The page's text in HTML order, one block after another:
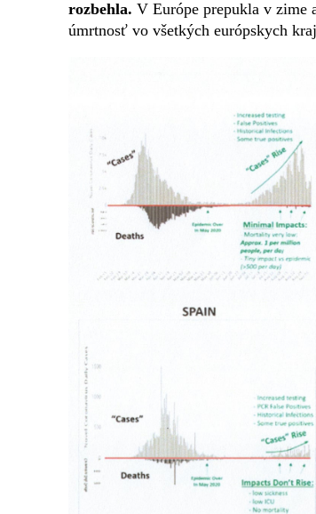
rozbehla. V Európe prepukla v zime
úmrtnosť vo všetkých európskych